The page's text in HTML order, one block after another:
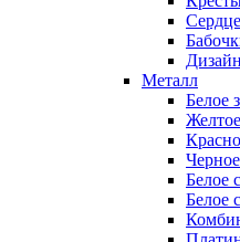
Сердце
Металл
Белое
Белое
Белое